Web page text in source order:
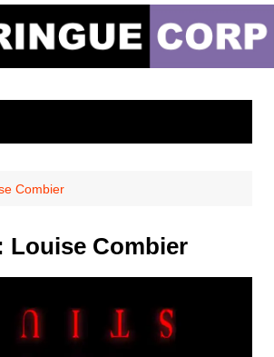
Bastringue Corp –
Musicales
Combier
Louise Combier